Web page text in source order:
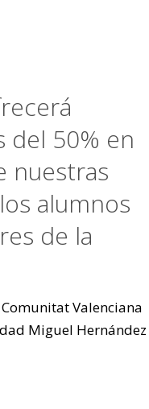
del 50% en
nuestras
alumnos
de la
Valenciana
Miguel Hernández